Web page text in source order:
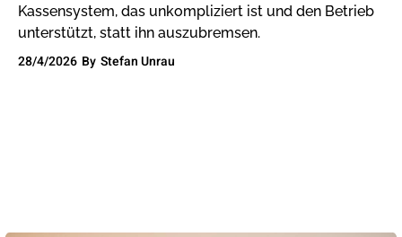
Kassensystem, das unkompliziert ist und den Betrieb
unterstützt, statt ihn auszubremsen.
28/4/2026 By Stefan Unrau